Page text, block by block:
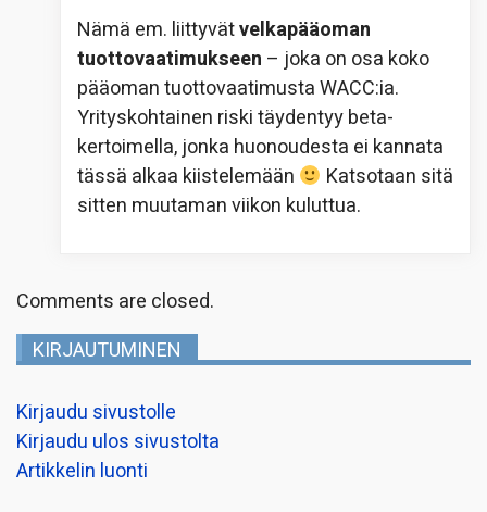
Nämä em. liittyvätvelkapääoman
tuottovaatimukseen – joka on osa koko
pääoman tuottovaatimusta WACC:ia.
Yrityskohtainen riski täydentyy beta-
kertoimella, jonka huonoudesta ei kannata
tässä alkaa kiistelemään
Katsotaan sitä
sitten muutaman viikon kuluttua.
Comments are closed.
KIRJAUTUMINEN
Kirjaudu sivustolle
Kirjaudu ulos sivustolta
Artikkelin luonti